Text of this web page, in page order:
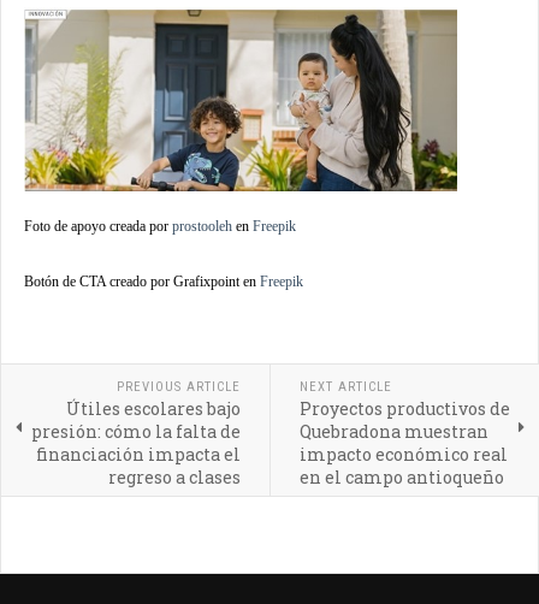
Foto de apoyo creada por prostooleh en Freepik
Botón de CTA creado por Grafixpoint en Freepik
PREVIOUS ARTICLE
Útiles escolares bajo
presión: cómo la falta de
financiación impacta el
regreso a clases
NEXT ARTICLE
Proyectos productivos de
Quebradona muestran
impacto económico real
en el campo antioqueño